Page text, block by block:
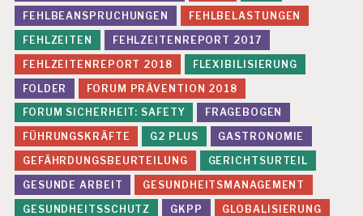
FEHLBEANSPRUCHUNGEN
FEHLBELASTUNGEN
FEHLZEITEN
FEHLZEITENREPORT 2017
FEHLZEITENREPORT 2018
FLEXIBILISIERUNG
FOLDER
FORUM PRÄVENTION 2018
FORUM SICHERHEIT: SAFETY
FRAGEBOGEN
FÜHRUNGSKRÄFTE
G2 PLUS
GASTRONOMIE
GEFÄHRDUNGSBEURTEILUNG
GERICHTSURTEIL
GESUNDE ARBEIT
GESUNDHEITSMANAGEMENT
GESUNDHEITSSCHUTZ
GKPP
GLOBALISIERUNG